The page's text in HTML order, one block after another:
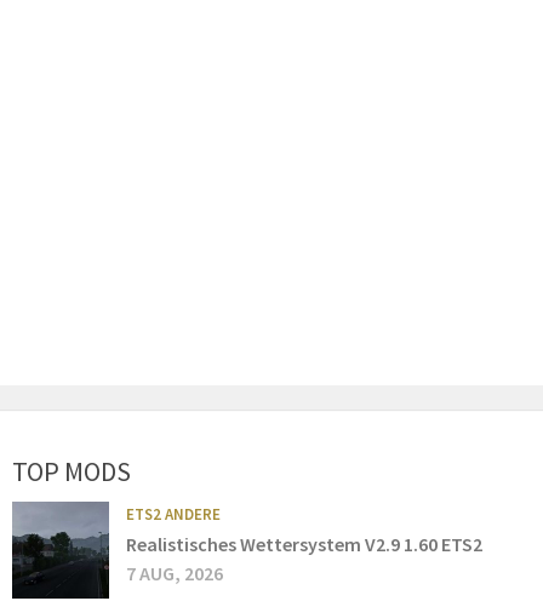
TOP MODS
ETS2 ANDERE
Realistisches Wettersystem V2.9 1.60 ETS2
7 AUG, 2026